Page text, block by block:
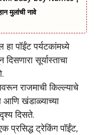
मुलांची नावे
हा पॉईंट पर्यटकांमध्ये
सूर्यास्ताचा
राजमाची किल्ल्याचे
आणि खंडाळ्याच्या
दिसते.
प्रसिद्ध ट्रेकिंग पॉईंट,